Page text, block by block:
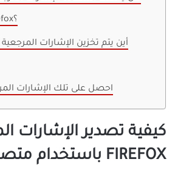
السابقة في Firefox؟
احصل على تلك الإشارات
كيفية تصدير الإشارات
FIREFOX باستخدام متصفح الويب